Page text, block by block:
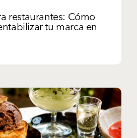
restaurantes: Cómo
tu marca en